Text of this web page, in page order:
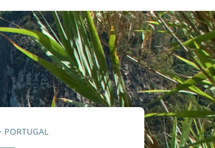
Ozeanien
Südamerika
PORTUGAL